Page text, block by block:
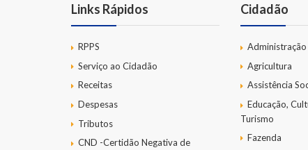
Links Rápidos
RPPS
Serviço ao Cidadão
Receitas
Despesas
Tributos
CND -Certidão Negativa de
Cidadão
Administração
Agricultura
Assistência
Educação,
Turismo
Fazenda